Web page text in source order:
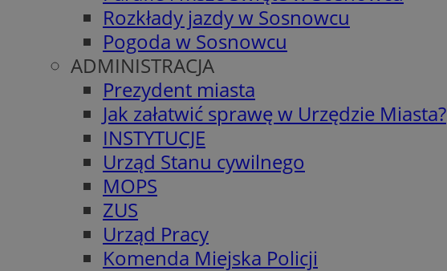
Rozkłady jazdy w Sosnowcu
Pogoda w Sosnowcu
ADMINISTRACJA
Prezydent miasta
Jak załatwić sprawę w Urzędzie Miasta?
INSTYTUCJE
Urząd Stanu cywilnego
MOPS
ZUS
Urząd Pracy
Komenda Miejska Policji